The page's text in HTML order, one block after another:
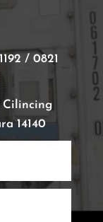
/ 0821
Cilincing
14140